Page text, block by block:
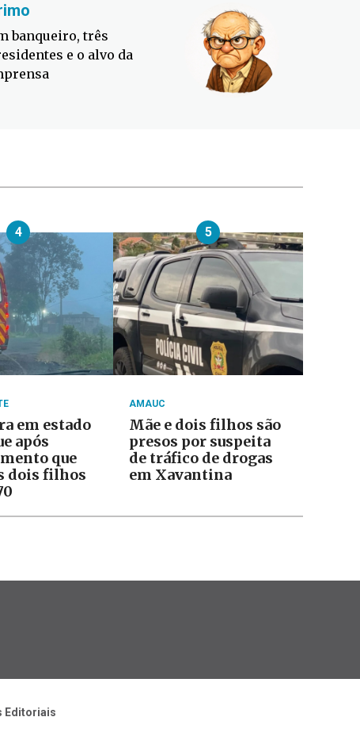
banqueiro, três
e o alvo da
4
em estado
após
que
dois filhos
5
AMAUC
Mãe e dois filhos são
presos por suspeita
de tráfico de drogas
em Xavantina
Editoriais